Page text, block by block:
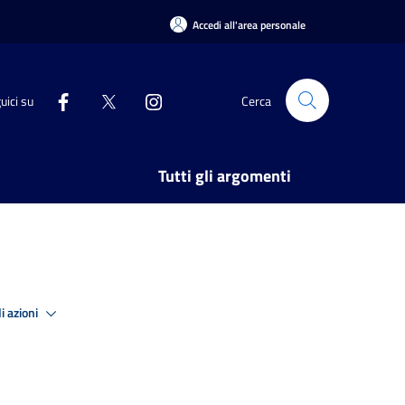
Accedi all'area personale
su Cerca
Tutti gli argomenti
azioni